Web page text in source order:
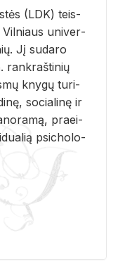
(LDK) teis­
Vil­niaus uni­ver­
Jį su­da­ro
rank­raš­ti­nių
kny­gų tu­ri­
so­cia­li­nę ir
pra­ei­
psi­cho­lo­